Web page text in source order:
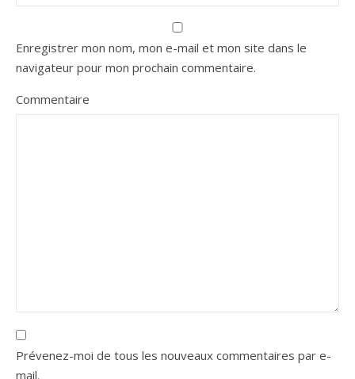
Enregistrer mon nom, mon e-mail et mon site dans le
navigateur pour mon prochain commentaire.
Commentaire
Prévenez-moi de tous les nouveaux commentaires par e-
mail.